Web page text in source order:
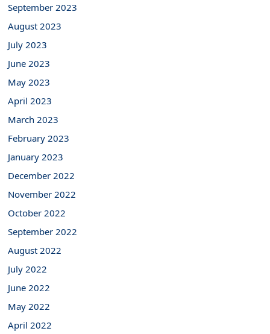
September 2023
August 2023
July 2023
June 2023
May 2023
April 2023
March 2023
February 2023
January 2023
December 2022
November 2022
October 2022
September 2022
August 2022
July 2022
June 2022
May 2022
April 2022